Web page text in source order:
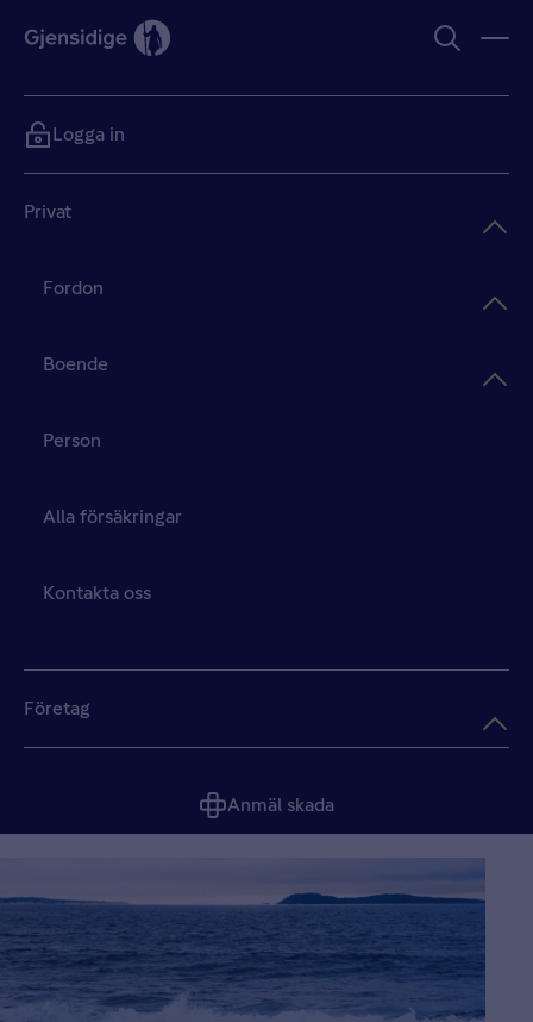
Privat
Fordon
Boende
Person
Alla försäkringar
Kontakta oss
Företag
Anmäl skada
Logga in